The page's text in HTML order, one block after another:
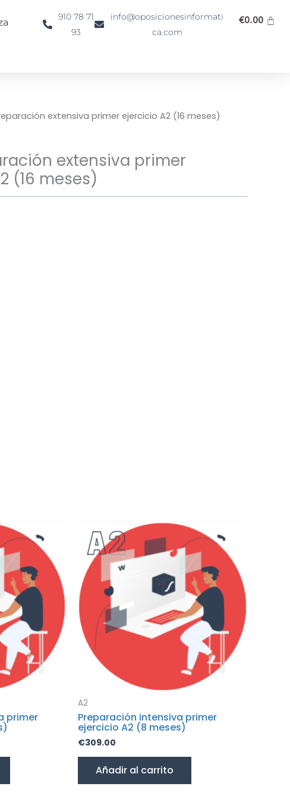
910 78 71
93
info@oposicionesinformati
ca.com
€0.00
extensiva primer ejercicio A2 (16 meses)
extensiva primer
(16 meses)
primer
A2
Preparación intensiva primer
ejercicio A2 (8 meses)
€309.00
Añadir al carrito